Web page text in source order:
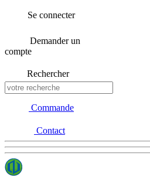
Se connecter
Demander un
compte
Rechercher
Commande
Contact